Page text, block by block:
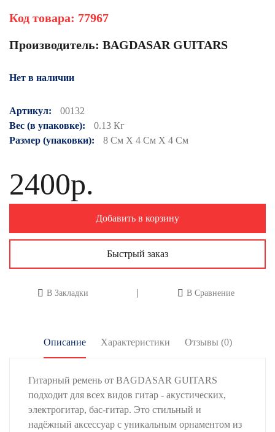
Код товара: 77967
Производитель: BAGDASAR GUITARS
Нет в наличии
Артикул:
00132
Вес (в упаковке):
0.13 Кг
Размер (упаковки):
8 См X 4 См X 4 См
2400р.
Добавить в корзину
Быстрый заказ
В Закладки В Сравнение
Описание Характеристики Отзывы (0)
Гитарный ремень от BAGDASAR GUITARS
подходит для всех видов гитар - акустических,
электрогитар, бас-гитар. Это стильный и
надёжный аксессуар с уникальным орнаментом из